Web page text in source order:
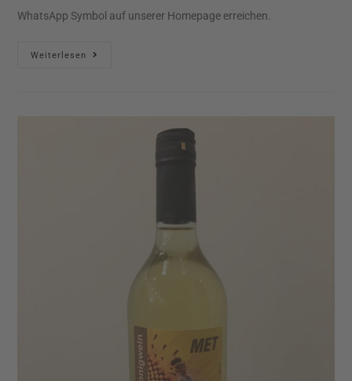
WhatsApp Symbol auf unserer Homepage erreichen.
Weiterlesen